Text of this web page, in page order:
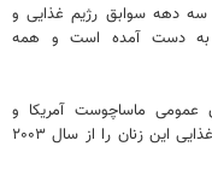
سه دهه سوابق رژیم‌ غذایی و
زن میانسال به دست آمده است و همه
عمومی ماساچوست آمریکا و
دانشکده پزشکی هاروارد آمریکا انجام شد، عادات غذایی این زنان را از سال ۲۰۰۳